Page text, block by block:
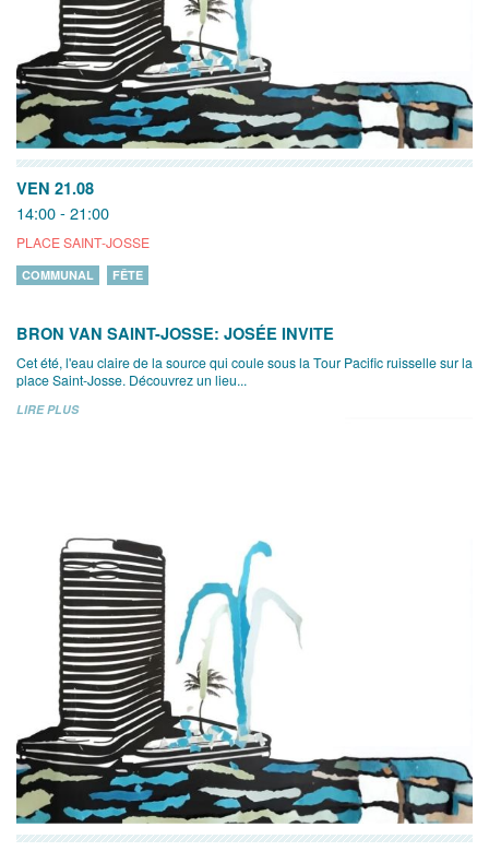
VEN 21.08
14:00 - 21:00
PLACE SAINT-JOSSE
COMMUNAL FÊTE
BRON VAN SAINT-JOSSE: JOSÉE INVITE
Cet été, l'eau claire de la source qui coule sous la Tour Pacific ruisselle sur la
place Saint-Josse. Découvrez un lieu...
LIRE PLUS